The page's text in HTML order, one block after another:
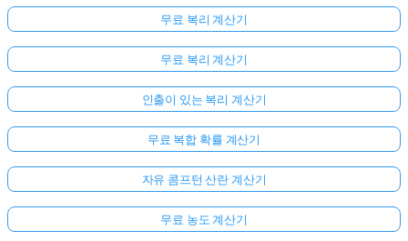
무료 복리 계산기
무료 복리 계산기
인출이 있는 복리 계산기
무료 복합 확률 계산기
자유 콤프턴 산란 계산기
무료 농도 계산기